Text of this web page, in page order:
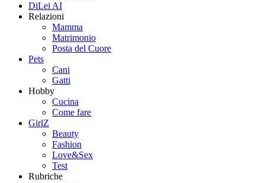
DiLei AI
Relazioni
Mamma
Matrimonio
Posta del Cuore
Pets
Cani
Gatti
Hobby
Cucina
Come fare
GirlZ
Beauty
Fashion
Love&Sex
Test
Rubriche